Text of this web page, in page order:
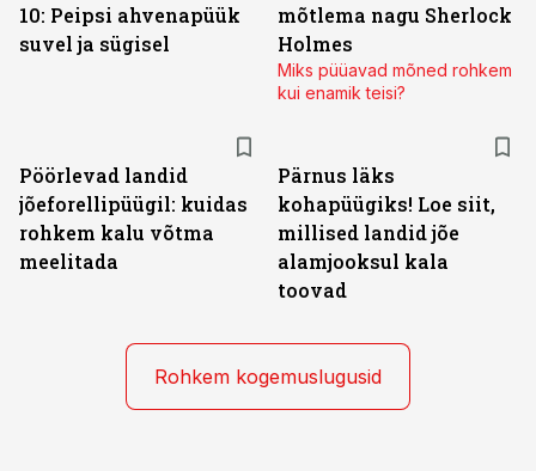
10: Peipsi ahvenapüük
suvel ja sügisel
mõtlema nagu Sherlock
Holmes
Miks püüavad mõned rohkem
kui enamik teisi?
Pöörlevad landid
jõeforellipüügil: kuidas
rohkem kalu võtma
meelitada
Pärnus läks
kohapüügiks! Loe siit,
millised landid jõe
alamjooksul kala
toovad
Rohkem kogemuslugusid